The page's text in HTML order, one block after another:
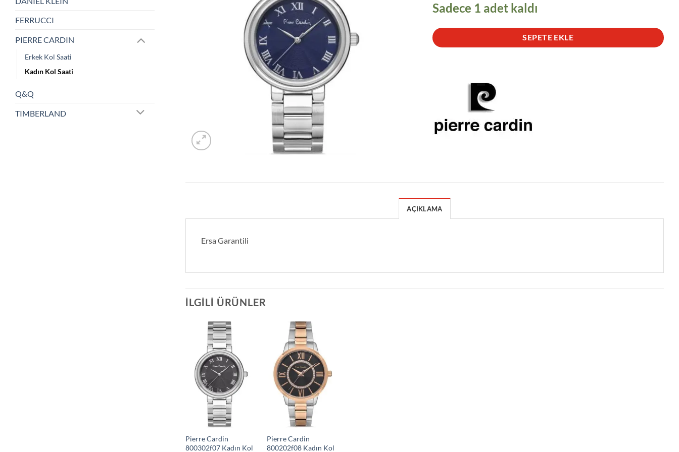
FERRUCCI
PIERRE CARDIN
Erkek Kol Saati
Kadın Kol Saati
Q&Q
TIMBERLAND
Sadece 1 adet kaldı
SEPETE EKLE
AÇIKLAMA
Ersa Garantili
İLGILI ÜRÜNLER
Pierre Cardin
800302f07 Kadın Kol
Pierre Cardin
800202f08 Kadın Kol